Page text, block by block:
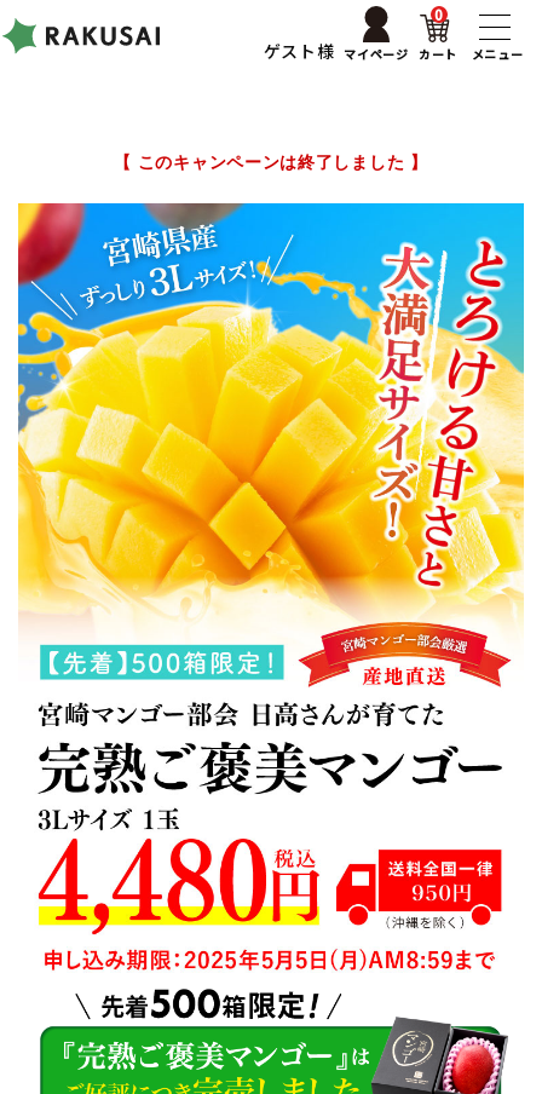
ゲスト様 マイページ カート
0
メニュー
【 このキャンペーンは終了しました 】